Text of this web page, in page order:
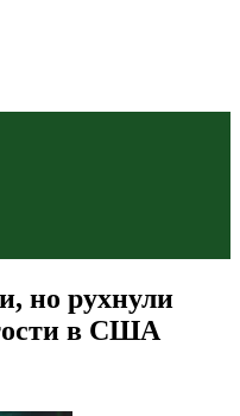
но рухнули
в США